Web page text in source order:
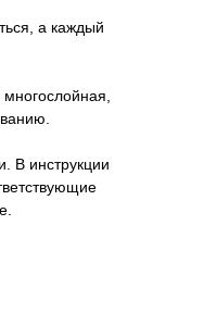
а каждый
В инструкции